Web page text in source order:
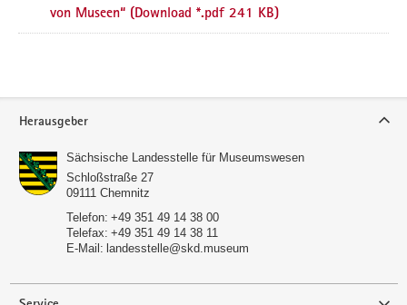
von Museen“ (Download *.pdf 241 KB)
Herausgeber
Sächsische Landesstelle für Museumswesen
Schloßstraße 27
09111 Chemnitz
Telefon: +49 351 49 14 38 00
Telefax: +49 351 49 14 38 11
E-Mail: landesstelle@skd.museum